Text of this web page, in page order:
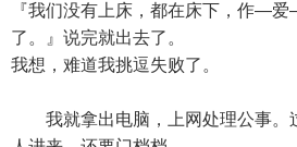
『我们没有上床，都在床下，作—
了。』说完就出去了。
我想，难道我挑逗失败了。
我就拿出电脑，上网处理公事。